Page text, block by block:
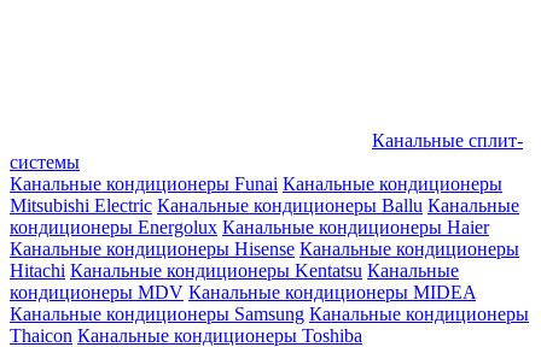
Канальные сплит-
системы
Канальные кондиционеры Funai Канальные кондиционеры
Mitsubishi Electric Канальные кондиционеры Ballu Канальные
кондиционеры Energolux Канальные кондиционеры Haier
Канальные кондиционеры Hisense Канальные кондиционеры
Hitachi Канальные кондиционеры Kentatsu Канальные
кондиционеры MDV Канальные кондиционеры MIDEA
Канальные кондиционеры Samsung Канальные кондиционеры
Thaicon Канальные кондиционеры Toshiba